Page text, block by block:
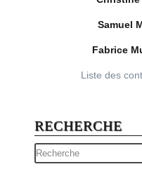
Samuel
Fabrice
Liste des
RECHERCHE